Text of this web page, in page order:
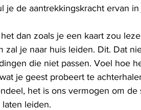
je de aantrekkingskracht ervan
dan zoals je een kaart zou
zal je naar huis leiden. Dit. Dat
die niet passen. Voel hoe
je geest probeert te
het is ons vermogen om de
leiden.